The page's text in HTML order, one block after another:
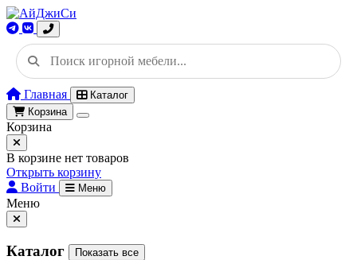
Главная
Каталог
Корзина
Корзина
В корзине нет товаров
Открыть корзину
Войти
Меню
Меню
Каталог Показать все